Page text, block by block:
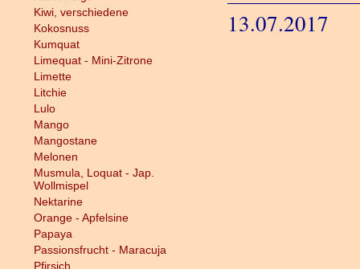
Kiwi, verschiedene
Kokosnuss
Kumquat
Limequat - Mini-Zitrone
Limette
Litchie
Lulo
Mango
Mangostane
Melonen
Musmula, Loquat - Jap.
Wollmispel
Nektarine
Orange - Apfelsine
Papaya
Passionsfrucht - Maracuja
Pfirsich
13.07.2017